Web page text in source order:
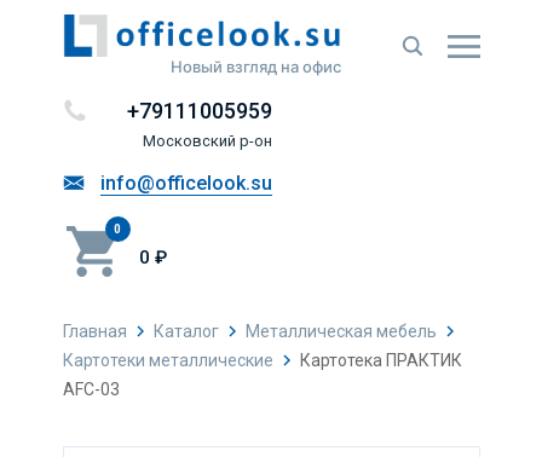
Новый взгляд на офис
+79111005959
Московский р-он
info@officelook.su
0
0 ₽
Главная Каталог
Металлическая мебель
Картотеки металлические
Картотека ПРАКТИК
AFC-03